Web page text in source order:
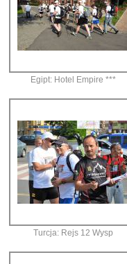
Egipt: Hotel Empire ***
Turcja: Rejs 12 Wysp